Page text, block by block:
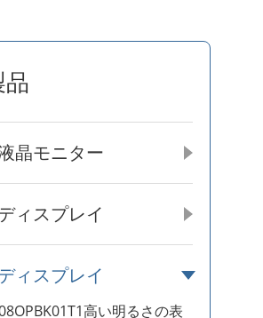
晶モニター
ィスプレイ
ィスプレイ
高い明るさの表